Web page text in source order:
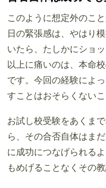
このように想定外のこ
日の緊張感は、やはり
いたら、たしかにショ
以上に痛いのは、本命
です。今回の経験によ
すことはおそらくないこ
お試し校受験をあくま
ら、その合否自体はま
に成功につなげられる
もめげることなくその